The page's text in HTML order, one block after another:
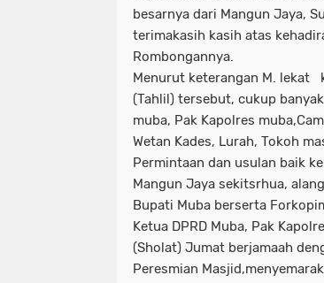
besarnya dari Mangun Jaya,
terimakasih kasih atas
Rombongannya.
Menurut keterangan M. lekat
(Tahlil) tersebut, cukup
muba, Pak Kapolres
Wetan Kades, Lurah, Tokoh
Permintaan dan usulan baik
Mangun Jaya sekitsrhua,
Bupati Muba berserta
Ketua DPRD Muba, Pak
(Sholat) Jumat berjamaah
Peresmian